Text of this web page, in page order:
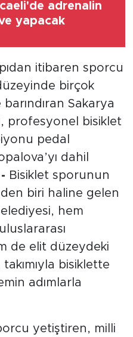
adrenalin
yapacak
itibaren sporcu
birçok
Sakarya
profesyonel bisiklet
pedal
dahil
Bisiklet sporunun
biri haline gelen
hem
de elit düzeydeki
bisiklette
adımlarla
yetiştiren, milli